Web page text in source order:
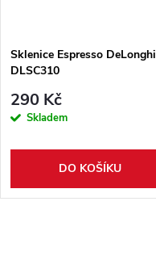
Sklenice Espresso DeLonghi
DLSC310
290 Kč
Skladem
DO KOŠÍKU